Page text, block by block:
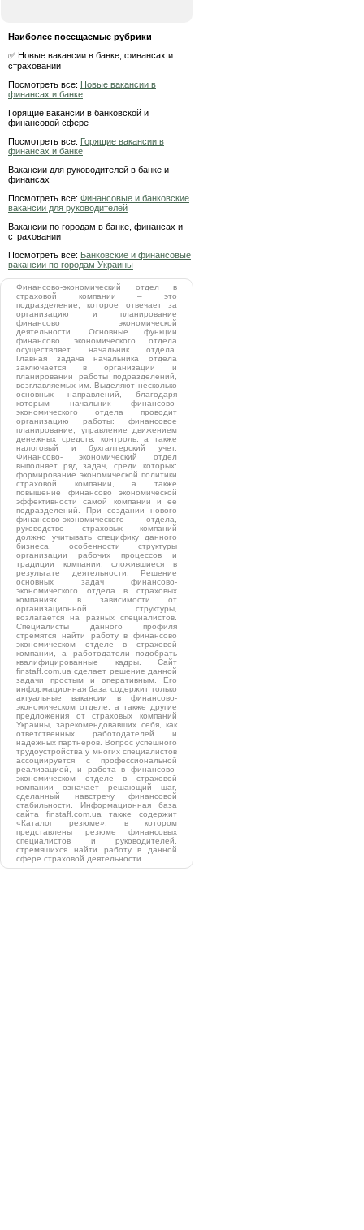
Наиболее посещаемые рубрики
✅ Новые вакансии в банке, финансах и
страховании
Посмотреть все: Новые вакансии в
финансах и банке
Горящие вакансии в банковской и
финансовой сфере
Посмотреть все: Горящие вакансии в
финансах и банке
Вакансии для руководителей в банке и
финансах
Посмотреть все: Финансовые и банковские
вакансии для руководителей
Вакансии по городам в банке, финансах и
страховании
Посмотреть все: Банковские и финансовые
вакансии по городам Украины
Финансово-экономический отдел в
страховой компании – это
подразделение, которое отвечает за
организацию и планирование
финансово экономической
деятельности. Основные функции
финансово экономического отдела
осуществляет начальник отдела.
Главная задача начальника отдела
заключается в организации и
планировании работы подразделений,
возглавляемых им. Выделяют несколько
основных направлений, благодаря
которым начальник финансово-
экономического отдела проводит
организацию работы: финансовое
планирование, управление движением
денежных средств, контроль, а также
налоговый и бухгалтерский учет.
Финансово- экономический отдел
выполняет ряд задач, среди которых:
формирование экономической политики
страховой компании, а также
повышение финансово экономической
эффективности самой компании и ее
подразделений. При создании нового
финансово-экономического отдела,
руководство страховых компаний
должно учитывать специфику данного
бизнеса, особенности структуры
организации рабочих процессов и
традиции компании, сложившиеся в
результате деятельности. Решение
основных задач финансово-
экономического отдела в страховых
компаниях, в зависимости от
организационной структуры,
возлагается на разных специалистов.
Специалисты данного профиля
стремятся найти работу в финансово
экономическом отделе в страховой
компании, а работодатели подобрать
квалифицированные кадры. Сайт
finstaff.com.ua сделает решение данной
задачи простым и оперативным. Его
информационная база содержит только
актуальные вакансии в финансово-
экономическом отделе, а также другие
предложения от страховых компаний
Украины, зарекомендовавших себя, как
ответственных работодателей и
надежных партнеров. Вопрос успешного
трудоустройства у многих специалистов
ассоциируется с профессиональной
реализацией, и работа в финансово-
экономическом отделе в страховой
компании означает решающий шаг,
сделанный навстречу финансовой
стабильности. Информационная база
сайта finstaff.com.ua также содержит
«Каталог резюме», в котором
представлены резюме финансовых
специалистов и руководителей,
стремящихся найти работу в данной
сфере страховой деятельности.